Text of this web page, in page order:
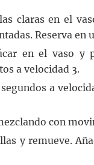
claras en el
Reserva en
en el vaso y
a velocidad 3.
a
con
y remueve.